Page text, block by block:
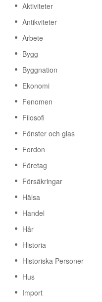
Aktiviteter
Antikviteter
Arbete
Bygg
Byggnation
Ekonomi
Fenomen
Filosofi
Fönster och glas
Fordon
Företag
Försäkringar
Hälsa
Handel
Hår
Historia
Historiska Personer
Hus
Import